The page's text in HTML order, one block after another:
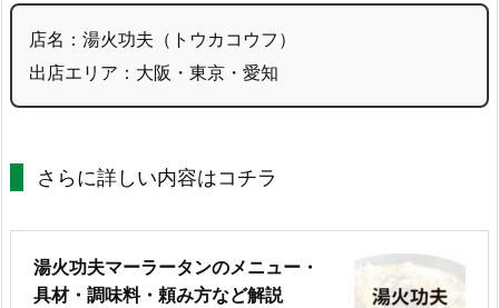
店名：湯火功夫（トウカコウフ）
出店エリア：大阪・東京・愛知
さらに詳しい内容はコチラ
湯火功夫マーラータンのメニュー・
具材・調味料・頼み方など解説